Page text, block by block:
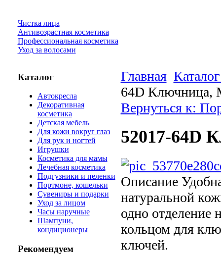
Чистка лица
Антивозрастная косметика
Профессиональная косметика
Уход за волосами
Каталог
Автокресла
Декоративная
косметика
Детская мебель
Для кожи вокруг глаз
Для рук и ногтей
Игрушки
Косметика для мамы
Лечебная косметика
Подгузники и пеленки
Портмоне, кошельки
Сувениры и подарки
Уход за лицом
Часы наручные
Шампуни,
кондиционеры
Рекомендуем
Главная
64D Ключница,
Вернуться к:
52017-64D
Описание
натуральной
одно отделение
кольцом для
ключей.